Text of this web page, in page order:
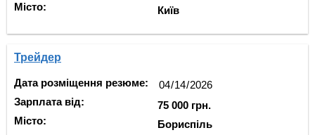
Місто:
Київ
Трейдер
Дата розміщення резюме:
Зарплата від:
Місто:
75 000 грн.
Бориспіль